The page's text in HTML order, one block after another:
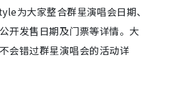
为大家整合群星演唱会日期、
开发售日期及门票等详情。大
会错过群星演唱会的活动详